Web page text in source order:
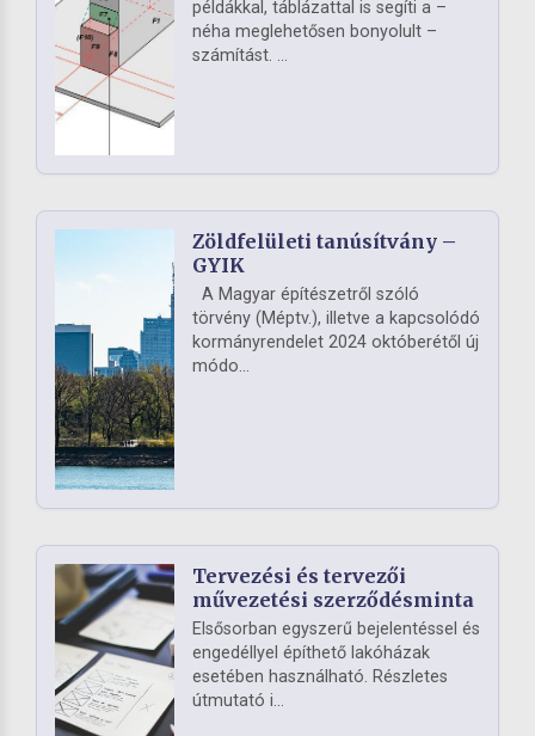
példákkal, táblázattal is segíti a –
néha meglehetősen bonyolult –
számítást. ...
Zöldfelületi tanúsítvány –
GYIK
A Magyar építészetről szóló
törvény (Méptv.), illetve a kapcsolódó
kormányrendelet 2024 októberétől új
módo...
Tervezési és tervezői
művezetési szerződésminta
Elsősorban egyszerű bejelentéssel és
engedéllyel építhető lakóházak
esetében használható. Részletes
útmutató i...